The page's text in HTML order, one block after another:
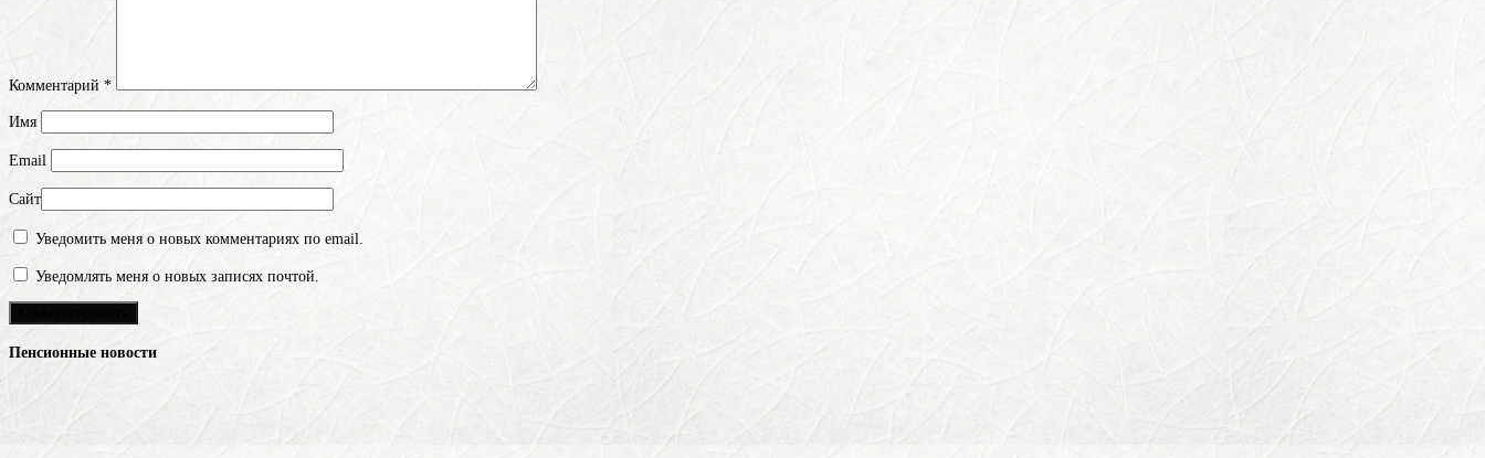
Комментарий *
Имя
Email
Сайт
Уведомить меня о новых комментариях по email.
Уведомлять меня о новых записях почтой.
Пенсионные новости